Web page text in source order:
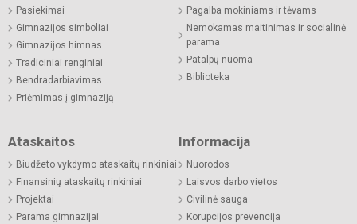
Pasiekimai
Gimnazijos simboliai
Gimnazijos himnas
Tradiciniai renginiai
Bendradarbiavimas
Priėmimas į gimnaziją
Pagalba mokiniams ir tėvams
Nemokamas maitinimas ir socialinė
parama
Patalpų nuoma
Biblioteka
Ataskaitos
Biudžeto vykdymo ataskaitų rinkiniai
Finansinių ataskaitų rinkiniai
Projektai
Parama gimnazijai
Informacija
Nuorodos
Laisvos darbo vietos
Civilinė sauga
Korupcijos prevencija